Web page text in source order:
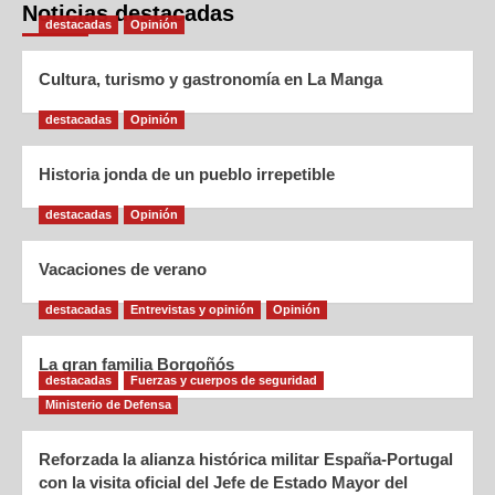
Noticias destacadas
destacadas Opinión
Cultura, turismo y gastronomía en La Manga
destacadas Opinión
Historia jonda de un pueblo irrepetible
destacadas Opinión
Vacaciones de verano
destacadas Entrevistas y opinión Opinión
La gran familia Borgoñós
destacadas
Fuerzas y cuerpos de seguridad
Ministerio de Defensa
Reforzada la alianza histórica militar España-Portugal
con la visita oficial del Jefe de Estado Mayor del